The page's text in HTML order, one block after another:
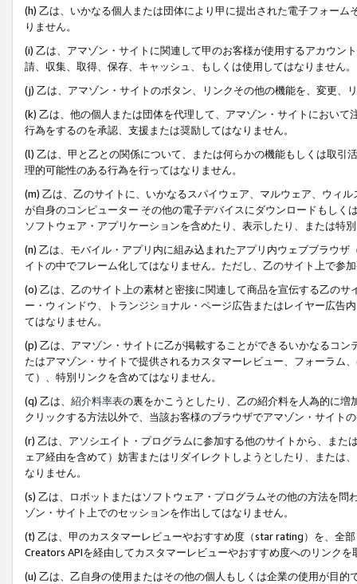
(h) 乙は、いかなる個人または団体により甲に提出された電子フォー
りません。
(i) 乙は、アマゾン・サイトに関連して甲のお客様が使用するアカウン
請、収集、取得、保存、キャッシュ、もしくは使用してはなりません。
(j) 乙は、アマゾン・サイトのボタン、リンクその他の機能を、変更、
(k) 乙は、他の個人または団体を代理して、アマゾン・サイトにおい
行為をするのを承認、支援または奨励してはなりません。
(l) 乙は、甲と乙との関係について、または何らかの機能もしくは取
理的可能性のある行為を行ってはなりません。
(m) 乙は、乙のサイトに、いかなるスパイウェア、マルウェア、ウィ
が自身のコンピューター その他の電子デバイスにダウンロードもし
ソフトウェア・アプリケーションを含めたり、表示したり、または特
(n) 乙は、モバイル・アプリ内に組み込まれたアプリ内ウェブブラウ
イトの中でフレーム化してはなりません。ただし、乙のサイト上で参
(o) 乙は、乙のサイト上の素材と密接に関連して商品を宣伝する乙の
ー・ウィンドウ、トランジショナル・ページ広告またはレイヤー広告
てはなりません。
(p) 乙は、アマゾン・サイトに乙が掲載することができるいかなるコ
たはアマゾン・サイトで提供されるカスタマーレビュー、フォーラム
て）、特別リンクを含めてはなりません。
(q) 乙は、 紹介料率表の裏をかこうとしたり、乙の紹介料を人為的に
クリックする方法以外で、当該お客様のブラウザでアマゾン・サイト
(r) 乙は、アソシエイト・プログラムに参加する他のサイトから、ま
ェア経由を含めて）妨害またはリダイレクトしようとしたり、または
なりません。
(s) 乙は、ロボットまたはソフトウェア・プログラムその他の方法を
ゾン・サイト上でのセッションを作出してはなりません。
(t) 乙は、甲のカスタマーレビューやおすすめ度（star rating）を、全
Creators APIを経由してカスタマーレビューやおすすめ度へのリンクを
(u) 乙は、乙自身の使用またはその他の個人もしくは企業の使用が目